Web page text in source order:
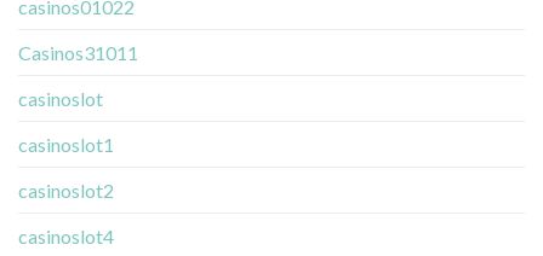
casinos01022
Casinos31011
casinoslot
casinoslot1
casinoslot2
casinoslot4